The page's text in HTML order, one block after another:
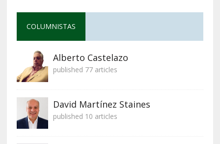
COLUMNISTAS
Alberto Castelazo
published 77 articles
David Martínez Staines
published 10 articles